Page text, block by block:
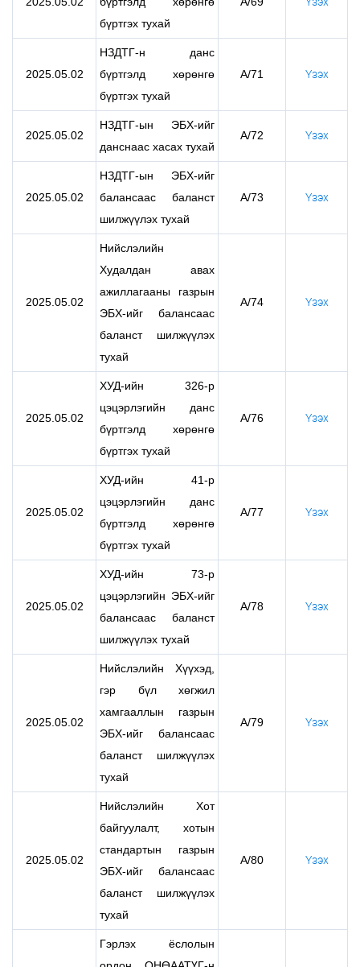
бүртгэх тухай
2025.05.02
НЗДТГ-н данс
бүртгэлд хөрөнгө
бүртгэх тухай
А/71 Үзэх
2025.05.02
НЗДТГ-ын ЭБХ-ийг
данснаас хасах тухай
А/72 Үзэх
2025.05.02
НЗДТГ-ын ЭБХ-ийг
балансаас баланст
шилжүүлэх тухай
А/73 Үзэх
2025.05.02
Нийслэлийн
Худалдан авах
ажиллагааны газрын
ЭБХ-ийг балансаас
баланст шилжүүлэх
тухай
А/74 Үзэх
2025.05.02
ХУД-ийн 326-р
цэцэрлэгийн данс
бүртгэлд хөрөнгө
бүртгэх тухай
А/76 Үзэх
2025.05.02
ХУД-ийн 41-р
цэцэрлэгийн данс
бүртгэлд хөрөнгө
бүртгэх тухай
А/77 Үзэх
2025.05.02
ХУД-ийн 73-р
цэцэрлэгийн ЭБХ-ийг
балансаас баланст
шилжүүлэх тухай
А/78 Үзэх
2025.05.02
Нийслэлийн Хүүхэд,
гэр бүл хөгжил
хамгааллын газрын
ЭБХ-ийг балансаас
баланст шилжүүлэх
тухай
А/79 Үзэх
2025.05.02
Нийслэлийн Хот
байгуулалт, хотын
стандартын газрын
ЭБХ-ийг балансаас
баланст шилжүүлэх
тухай
А/80 Үзэх
Гэрлэх ёслолын